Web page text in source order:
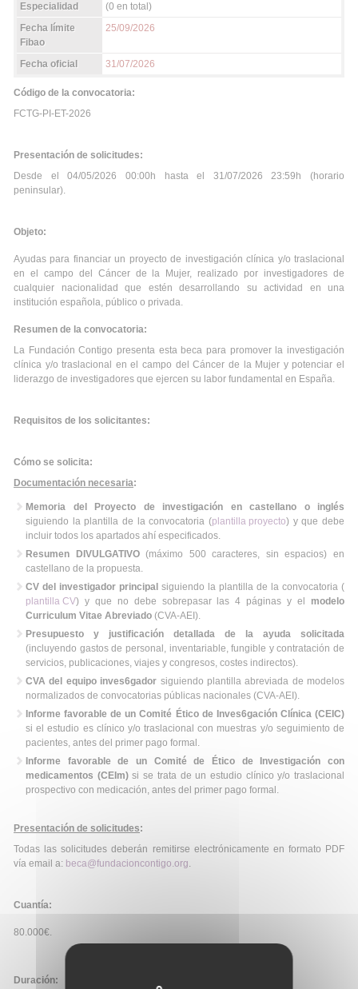
Especialidad
(0 en total)
Fecha límite
Fibao
25/09/2026
Fecha oficial 31/07/2026
Código de la convocatoria:
FCTG-PI-ET-2026
Presentación de solicitudes:
Desde el 04/05/2026 00:00h hasta el 31/07/2026 23:59h (horario
peninsular).
Objeto:
Ayudas para financiar un proyecto de investigación clínica y/o traslacional
en el campo del Cáncer de la Mujer, realizado por investigadores de
cualquier nacionalidad que estén desarrollando su actividad en una
institución española, público o privada.
Resumen de la convocatoria:
La Fundación Contigo presenta esta beca para promover la investigación
clínica y/o traslacional en el campo del Cáncer de la Mujer y potenciar el
liderazgo de investigadores que ejercen su labor fundamental en España.
Requisitos de los solicitantes:
Cómo se solicita:
Documentación necesaria:
Memoria del Proyecto de investigación en castellano o inglés
siguiendo la plantilla de la convocatoria (plantilla proyecto) y que debe
incluir todos los apartados ahí especificados.
Resumen DIVULGATIVO(máximo 500 caracteres, sin espacios) en
castellano de la propuesta.
CV del investigador principal siguiendo la plantilla de la convocatoria (
plantilla CV) y que no debe sobrepasar las 4 páginas y el modelo
Curriculum Vitae Abreviado (CVA-AEI).
Presupuesto y justificación detallada de la ayuda solicitada
(incluyendo gastos de personal, inventariable, fungible y contratación de
servicios, publicaciones, viajes y congresos, costes indirectos).
CVA del equipo inves6gador siguiendo plantilla abreviada de modelos
normalizados de convocatorias públicas nacionales (CVA-AEI).
Informe favorable de un Comité Ético de Inves6gación Clínica (CEIC)
si el estudio es clínico y/o traslacional con muestras y/o seguimiento de
pacientes, antes del primer pago formal.
Informe favorable de un Comité de Ético de Investigación con
medicamentos (CEIm)si se trata de un estudio clínico y/o traslacional
prospectivo con medicación, antes del primer pago formal.
Presentación de solicitudes:
Todas las solicitudes deberán remitirse electrónicamente en formato PDF
vía email a: beca@fundacioncontigo.org.
Cuantía:
80.000€.
Duración: